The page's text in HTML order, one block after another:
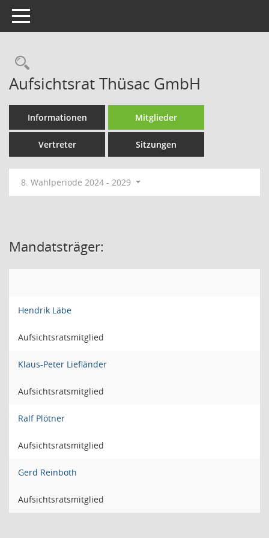
Toggle navigation
Rechercheauswahl
Aufsichtsrat Thüsac GmbH
Informationen Mitglieder
Vertreter Sitzungen
8. Wahlperiode 2024 - 2029
Mandatsträger:
Hendrik Läbe
Aufsichtsratsmitglied
Klaus-Peter Liefländer
Aufsichtsratsmitglied
Ralf Plötner
Aufsichtsratsmitglied
Gerd Reinboth
Aufsichtsratsmitglied